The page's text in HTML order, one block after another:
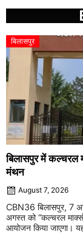
बिलासपुर
बिलासपुर में कल्चरल
मंथन
August 7, 2026
CBN36 बिलासपुर, 7
अगस्त को “कल्चरल
आयोजन किया जाएगा।